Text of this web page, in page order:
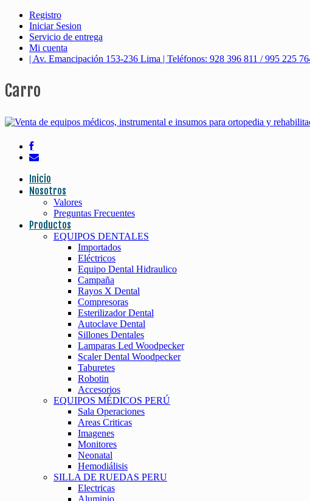
Registro
Iniciar Sesion
Servicio de entrega
Mi cuenta
| Av. Emancipación 153-236 Lima | Teléfonos: 928 396 811 / 995 225
Carro
Inicio
Nosotros
Valores
Preguntas Frecuentes
Productos
EQUIPOS DENTALES
Importados
Eléctricos
Equipo Dental Hidraulico
Campaña
Rayos X Dental
Compresoras
Esterilizador Dental
Autoclave Dental
Sillones Dentales
Lamparas Led Woodpecker
Scaler Dental Woodpecker
Taburetes
Robotin
Accesorios
EQUIPOS MÉDICOS PERÚ
Sala Operaciones
Areas Criticas
Imagenes
Monitores
Neonatal
Hemodiálisis
SILLA DE RUEDAS PERU
Electricas
Aluminio